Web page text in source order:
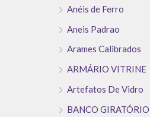
Anéis de Ferro
Aneis Padrao
Arames Calibrados
ARMÁRIO VITRINE
Artefatos De Vidro
BANCO GIRATÓRIO